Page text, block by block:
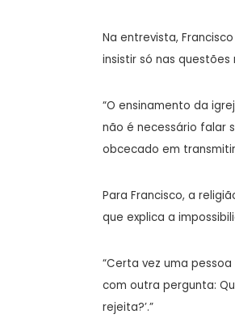
Na entrevista,
insistir só nas
“O ensinamento da
não é necessário falar
obcecado em
Para Francisco, a
que explica a
“Certa vez uma
com outra pergunta:
rejeita?’.”